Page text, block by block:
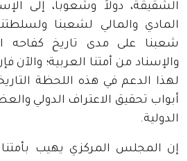
الشقيقة، دولاً وشعوباً، إلى
المادي والمالي لشعبنا
شعبنا على مدى تاريخ كفاحه
والإسناد من أمتنا العربية؛ والآن
لهذا الدعم في هذه اللحظة
أبواب تحقيق الاعتراف الدولي
الدولية.
إن المجلس المركزي يهيب بأمتنا